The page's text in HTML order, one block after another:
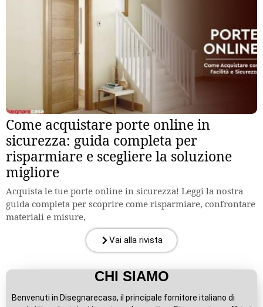
Come acquistare porte online in
sicurezza: guida completa per
risparmiare e scegliere la soluzione
migliore
Acquista le tue porte online in sicurezza! Leggi la nostra
guida completa per scoprire come risparmiare, confrontare
materiali e misure,
Vai alla rivista
CHI SIAMO
Benvenuti in Disegnarecasa, il principale fornitore italiano di